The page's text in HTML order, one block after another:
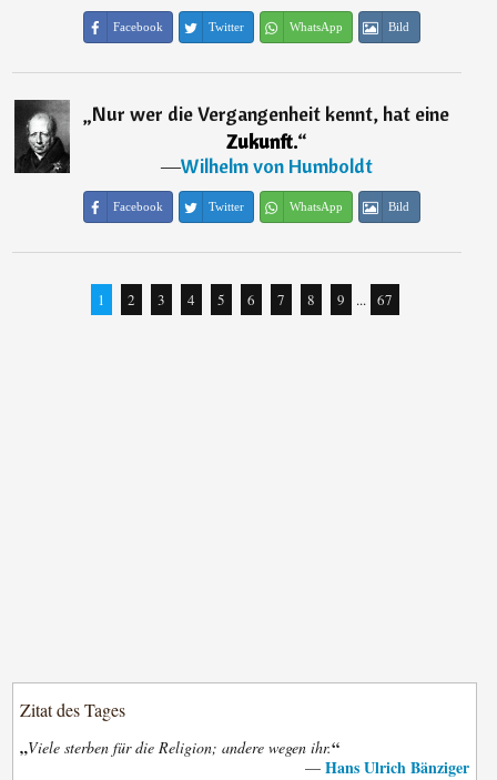
Facebook Twitter WhatsApp Bild
„Nur wer die Vergangenheit kennt, hat eine
Zukunft.“
―Wilhelm von Humboldt
Facebook Twitter WhatsApp Bild
1 2 3 4 5 6 7 8 9 ... 67
Zitat des Tages
„Viele sterben für die Religion; andere wegen ihr.“
— Hans Ulrich Bänziger